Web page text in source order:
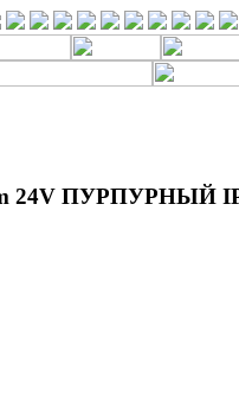
24V ПУРПУРНЫЙ